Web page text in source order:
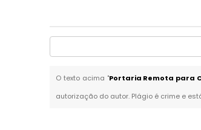
O texto acima "Portaria Remota para
autorização do autor. Plágio é crime e